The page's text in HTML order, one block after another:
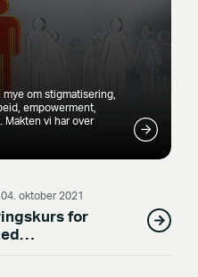
om stigmatisering,
empowerment,
Makten vi har over
04. oktober 2021
for